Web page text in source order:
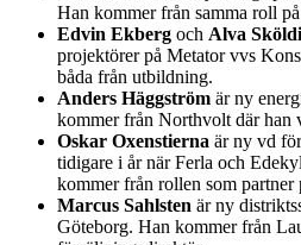
Han kommer från samma roll
Edvin Ekberg och Alva
projektörer på Metator vvs
båda från utbildning.
Anders Häggström är ny
kommer från Northvolt där han
Oskar Oxenstierna är ny vd
tidigare i år när Ferla och
kommer från rollen som
Marcus Sahlsten är ny
Göteborg. Han kommer från